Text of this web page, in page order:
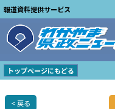
報道資料提供サービス
トップページにもどる
< 戻る